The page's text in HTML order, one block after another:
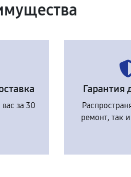
за 30
Гарантия
ремонт, так